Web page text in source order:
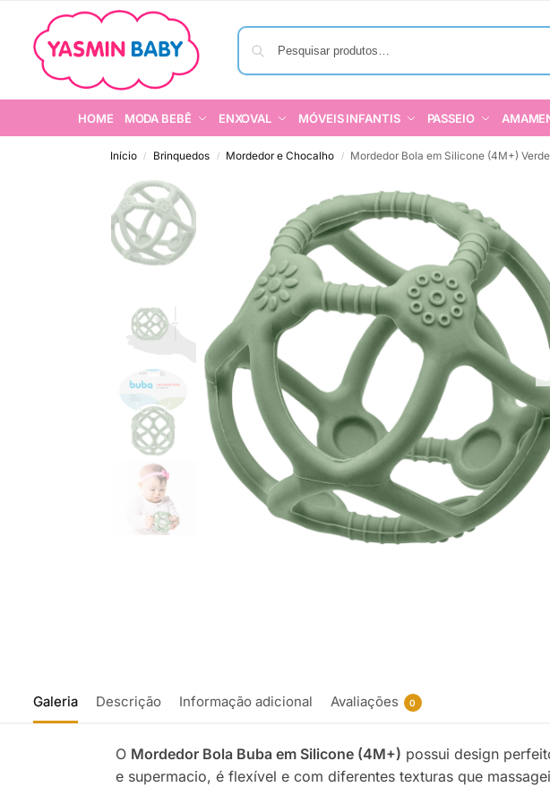
HOME MODA BEBÊ ENXOVAL MÓVEIS INFANTIS PASSEIO
Início / Brinquedos / Mordedor e Chocalho / Mordedor Bola em Silicone (4M+)
Galeria Descrição Informação adicional Avaliações 0
O Mordedor Bola Buba em Silicone (4M+) possui design
e supermacio, é flexível e com diferentes texturas que